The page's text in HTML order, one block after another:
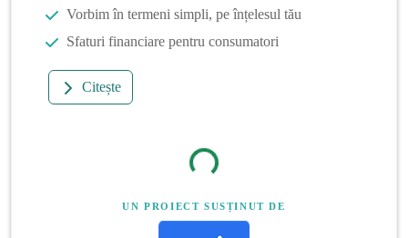
Vorbim în termeni simpli, pe înțelesul tău
Sfaturi financiare pentru consumatori
Citește
UN PROIECT SUSȚINUT DE